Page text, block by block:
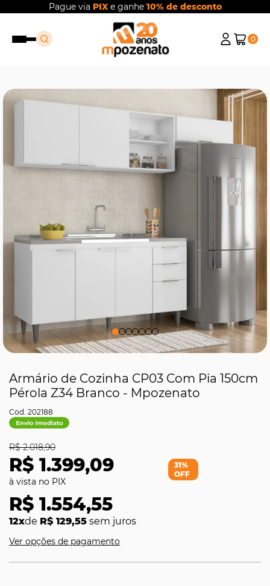
Pague via PIXe ganhe 10% de desconto
0
Armário de Cozinha CP03 Com Pia 150cm
Pérola Z34 Branco - Mpozenato
202188
R$ 1.399,09
R$ 2.018,90
R$ 1.554,55
12xde R$ 129,55 sem juros
31%
OFF
Ver opções de pagamento